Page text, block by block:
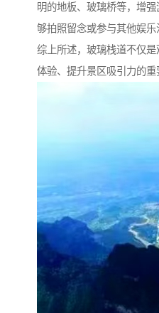
明的地板、玻璃桥等，增
够拍照留念或参与其他娱乐
综上所述，玻璃栈道不仅
体验、提升景区吸引力的重